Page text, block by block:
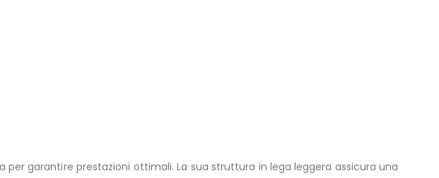
per garantire prestazioni ottimali. La sua struttura in lega leggera assicura una